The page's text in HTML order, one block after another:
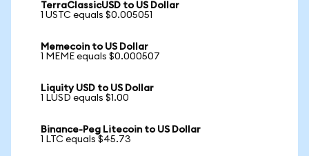
TerraClassicUSD to US Dollar
1 USTC equals $0.005051
Memecoin to US Dollar
1 MEME equals $0.000507
Liquity USD to US Dollar
1 LUSD equals $1.00
Binance-Peg Litecoin to US Dollar
1 LTC equals $45.73